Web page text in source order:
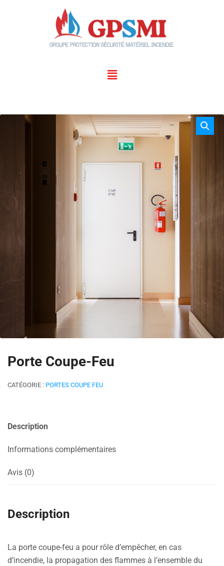
Porte Coupe-Feu
CATÉGORIE : PORTES COUPE FEU
Description
Informations complémentaires
Avis (0)
Description
La porte coupe-feu a pour rôle d’empêcher, en cas
d’incendie, la propagation des flammes à l’ensemble du